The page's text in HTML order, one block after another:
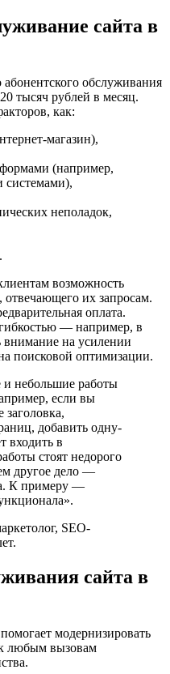
сайта в
обслуживания
тысяч рублей в месяц.
как:
магазин),
(например,
неполадок,
возможность
отвечающего их запросам.
оплата.
— например, в
внимание на усилении
поисковой оптимизации.
небольшие работы
если вы
заголовка,
добавить одну-
входить в
стоят недорого
другое дело —
К примеру —
SEO-
сайта в
модернизировать
любым вызовам